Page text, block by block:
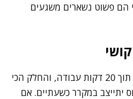
הם פשוט נשארים משגעים
את רוב העבודה תסיימו תוך 20 דקות עבודה, והחלק הכי
יתייצב במקרר כשעתיים. אם